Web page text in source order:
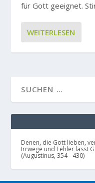
für Gott geeignet.
WEITERLESEN
Denen, die Gott lieben,
Irrwege und Fehler lässt
(Augustinus, 354 - 430)